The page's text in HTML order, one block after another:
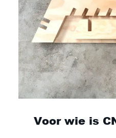
Voor wie is